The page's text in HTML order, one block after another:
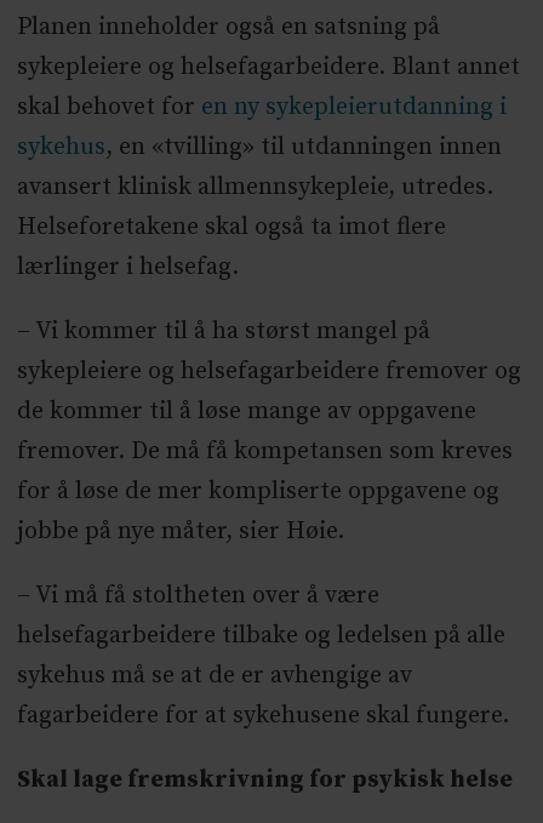
Planen inneholder også en satsning på
sykepleiere og helsefagarbeidere. Blant annet
skal behovet for en ny sykepleierutdanning i
sykehus, en «tvilling» til utdanningen innen
avansert klinisk allmennsykepleie, utredes.
Helseforetakene skal også ta imot flere
lærlinger i helsefag.
– Vi kommer til å ha størst mangel på
sykepleiere og helsefagarbeidere fremover og
de kommer til å løse mange av oppgavene
fremover. De må få kompetansen som kreves
for å løse de mer kompliserte oppgavene og
jobbe på nye måter, sier Høie.
– Vi må få stoltheten over å være
helsefagarbeidere tilbake og ledelsen på alle
sykehus må se at de er avhengige av
fagarbeidere for at sykehusene skal fungere.
Skal lage fremskrivning for psykisk helse